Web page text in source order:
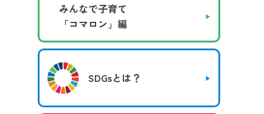
みんなで子育て
「コマロン」編
SDGsとは？